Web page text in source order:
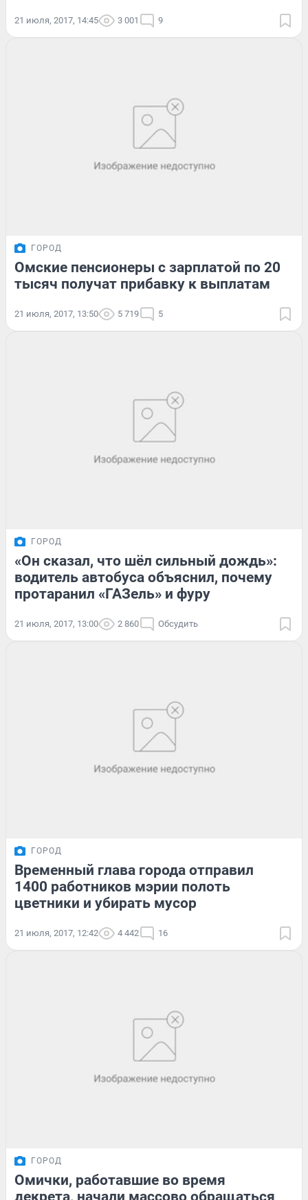
21 июля, 2017, 14:45 3 001 9
ГОРОД
Омские пенсионеры с зарплатой по 20
тысяч получат прибавку к выплатам
21 июля, 2017, 13:50 5 719 5
ГОРОД
«Он сказал, что шёл сильный дождь»:
водитель автобуса объяснил, почему
протаранил «ГАЗель» и фуру
21 июля, 2017, 13:00 2 860 Обсудить
ГОРОД
Временный глава города отправил
1400 работников мэрии полоть
цветники и убирать мусор
21 июля, 2017, 12:42 4 442 16
ГОРОД
Омички, работавшие во время
декрета, начали массово обращаться